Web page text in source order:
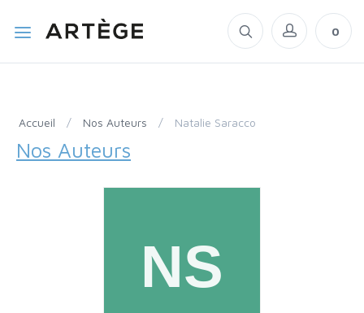
0
Accueil / Nos Auteurs / Natalie Saracco
Nos Auteurs